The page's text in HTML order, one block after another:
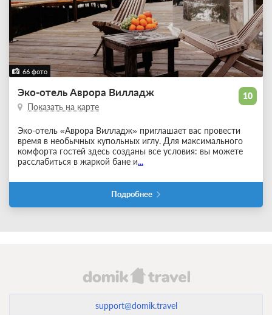
66 фото
10
Эко-отель Аврора Вилладж
Показать на карте
Эко-отель «Аврора Вилладж» приглашает вас провести
время в необычных купольных иглу. Для максимального
комфорта гостей здесь созданы все условия: вы можете
расслабиться в жаркой бане и...
Подробнее
support@domik.travel